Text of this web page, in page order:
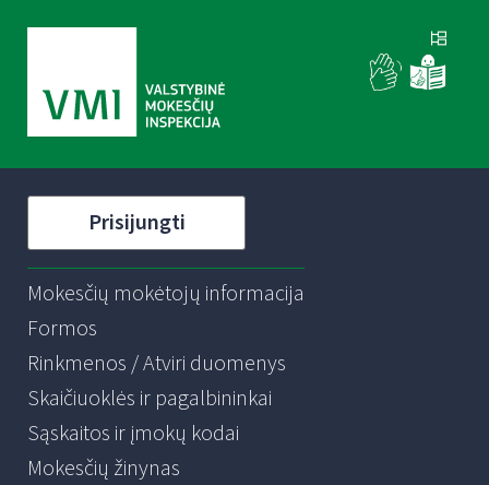
Prisijungti
Mokesčių mokėtojų informacija
Formos
Rinkmenos / Atviri duomenys
Skaičiuoklės ir pagalbininkai
Sąskaitos ir įmokų kodai
Mokesčių žinynas